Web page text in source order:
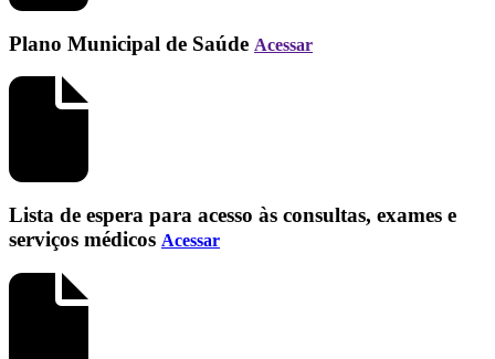
Plano Municipal de Saúde Acessar
Lista de espera para acesso às consultas, exames e
serviços médicos Acessar